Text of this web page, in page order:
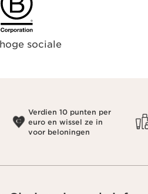
sociale
Verdien 10 punten per
euro en wissel ze in
voor beloningen